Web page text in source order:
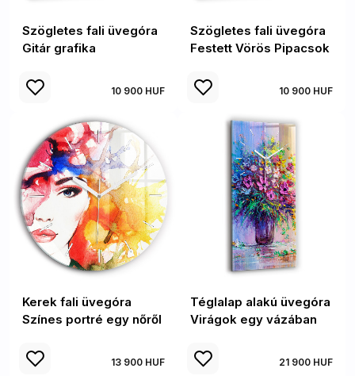
Szögletes fali üvegóra
Gitár grafika
10 900 HUF
Szögletes fali üvegóra
Festett Vörös Pipacsok
10 900 HUF
Kerek fali üvegóra
Színes portré egy nőről
13 900 HUF
Téglalap alakú üvegóra
Virágok egy vázában
21 900 HUF